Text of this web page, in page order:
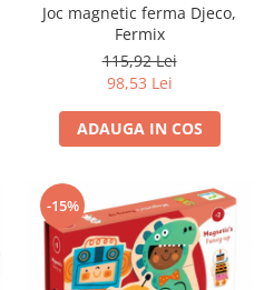
Joc magnetic ferma Djeco,
Fermix
115,92 Lei
98,53 Lei
ADAUGA IN COS
-15%